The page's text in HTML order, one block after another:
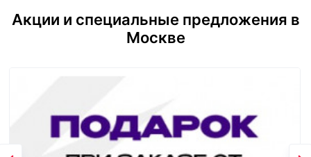
Акции и специальные предложения в
Москве